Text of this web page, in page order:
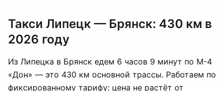
Такси Липецк — Брянск: 430 км в
2026 году
Из Липецка в Брянск едем 6 часов 9 минут по М-4
«Дон» — это 430 км основной трассы. Работаем по
фиксированному тарифу: цена не растёт от